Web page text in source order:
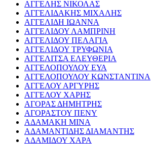
ΑΓΓΕΛΗΣ ΝΙΚΟΛΑΣ
ΑΓΓΕΛΙΔΑΚΗΣ ΜΙΧΑΛΗΣ
ΑΓΓΕΛΙΔΗ ΙΩΑΝΝΑ
ΑΓΓΕΛΙΔΟΥ ΛΑΜΠΡΙΝΗ
ΑΓΓΕΛΙΔΟΥ ΠΕΛΑΓΙΑ
ΑΓΓΕΛΙΔΟΥ ΤΡΥΦΩΝΙΑ
ΑΓΓΕΛΙΤΣΑ ΕΛΕΥΘΕΡΙΑ
ΑΓΓΕΛΟΠΟΥΛΟΥ ΕΥΑ
ΑΓΓΕΛΟΠΟΥΛΟΥ ΚΩΝΣΤΑΝΤΙΝΑ
ΑΓΓΕΛΟΥ ΑΡΓΥΡΗΣ
ΑΓΓΕΛΟΥ ΧΑΡΗΣ
ΑΓΟΡΑΣ ΔΗΜΗΤΡΗΣ
ΑΓΟΡΑΣΤΟΥ ΠΕΝΥ
ΑΔΑΜΑΚΗ ΜΙΝΑ
ΑΔΑΜΑΝΤΙΔΗΣ ΔΙΑΜΑΝΤΗΣ
ΑΔΑΜΙΔΟΥ ΧΑΡΑ